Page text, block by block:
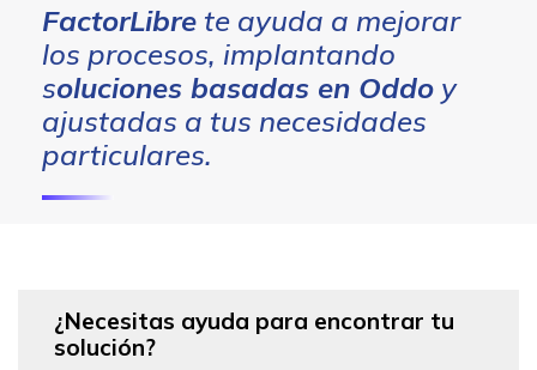
FactorLibre te ayuda a mejorar
los procesos, implantando
soluciones basadas en Oddo y
ajustadas a tus necesidades
particulares.
¿Necesitas ayuda para encontrar tu
solución?